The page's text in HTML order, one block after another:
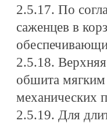
2.5.17. По
саженцев в
2.5.18.
обшита мягким
механических
2.5.19. Для